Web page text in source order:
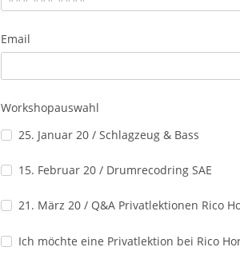
Email
Workshopauswahl
25. Januar 20 / Schlagzeug & Bass
15. Februar 20 / Drumrecodring SAE
21. März 20 / Q&A Privatlektionen Rico
Ich möchte eine Privatlektion bei Rico